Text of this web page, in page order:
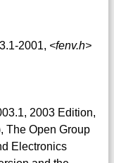
2001, <fenv.h>
2003 Edition,
The Open Group
Electronics